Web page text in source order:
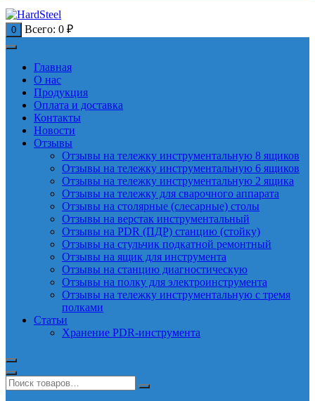
0 Всего: 0 ₽
Главная
О нас
Продукция
Оплата и доставка
Контакты
Новости
Отзывы
Отзывы на тележку инструментальную 8 ящиков
Отзывы на тележку инструментальную 6 ящиков
Отзывы на тележку инструментальную 2 ящика
Отзывы на тележку для сварочного аппарата
Отзывы на столярные (слесарные) столы
Отзывы на верстак инструментальный
Отзывы на PDR (ПДР) станцию (стойку)
Отзывы на стульчик подкатной ремонтный
Отзывы на ящик для инструмента
Отзывы на станцию диагностическую
Отзывы на полку для электроинструмента
Отзывы на тележку инструментальную с тремя
полками
Статьи
Хранение PDR-инструмента